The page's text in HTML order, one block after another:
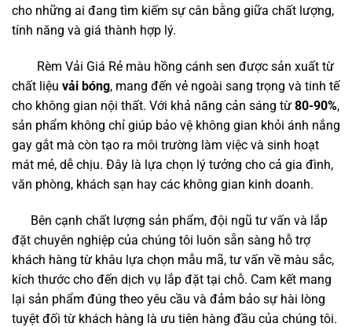
cho những ai đang tìm kiếm sự cân bằng giữa chất lượng,
tính năng và giá thành hợp lý.
Rèm Vải Giá Rẻ màu hồng cánh sen được sản xuất từ
chất liệu vải bóng, mang đến vẻ ngoài sang trọng và tinh tế
cho không gian nội thất. Với khả năng cản sáng từ 80-90%,
sản phẩm không chỉ giúp bảo vệ không gian khỏi ánh nắng
gay gắt mà còn tạo ra môi trường làm việc và sinh hoạt
mát mẻ, dễ chịu. Đây là lựa chọn lý tưởng cho cả gia đình,
văn phòng, khách sạn hay các không gian kinh doanh.
Bên cạnh chất lượng sản phẩm, đội ngũ tư vấn và lắp
đặt chuyên nghiệp của chúng tôi luôn sẵn sàng hỗ trợ
khách hàng từ khâu lựa chọn mẫu mã, tư vấn về màu sắc,
kích thước cho đến dịch vụ lắp đặt tại chỗ. Cam kết mang
lại sản phẩm đúng theo yêu cầu và đảm bảo sự hài lòng
tuyệt đối từ khách hàng là ưu tiên hàng đầu của chúng tôi.